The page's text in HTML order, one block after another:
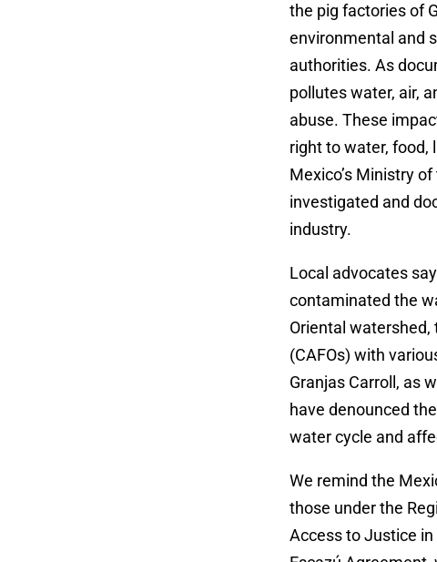
the pig factories of
environmental and
authorities. As
pollutes water, air,
abuse. These
right to water, food,
Mexico’s Ministry
investigated and
industry.
Local advocates
contaminated the
Oriental
(CAFOs) with
Granjas Carroll, as
have denounced
water cycle and
We remind the
those under the
Access to Justice